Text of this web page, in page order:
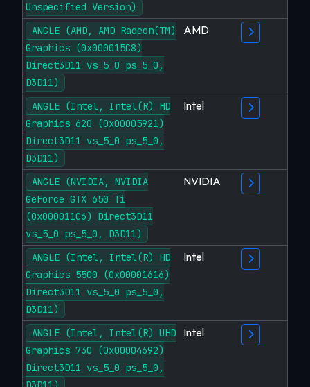
Unspecified Version)
ANGLE (AMD, AMD Radeon(TM)
Graphics (0x000015C8)
Direct3D11 vs_5_0 ps_5_0,
D3D11)
AMD
ANGLE (Intel, Intel(R) HD
Graphics 620 (0x00005921)
Direct3D11 vs_5_0 ps_5_0,
D3D11)
Intel
ANGLE (NVIDIA, NVIDIA
GeForce GTX 650 Ti
(0x000011C6) Direct3D11
vs_5_0 ps_5_0, D3D11)
NVIDIA
ANGLE (Intel, Intel(R) HD
Graphics 5500 (0x00001616)
Direct3D11 vs_5_0 ps_5_0,
D3D11)
Intel
ANGLE (Intel, Intel(R) UHD
Graphics 730 (0x00004692)
Direct3D11 vs_5_0 ps_5_0,
Intel